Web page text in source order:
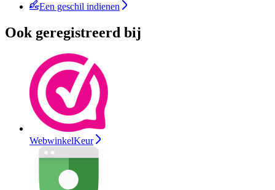
Een geschil indienen
Ook geregistreerd bij
WebwinkelKeur